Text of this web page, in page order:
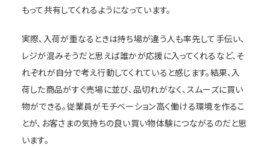
もって共有してくれるようになっています。
実際、入荷が重なるときは持ち場が違う人も率先して手伝い、
レジが混みそうだと思えば誰かが応援に入ってくれるなど、そ
れぞれが自分で考え行動してくれていると感じます。結果、入
荷した商品がすぐ売場に並び、品切れがなく、スムーズに買い
物ができる。従業員がモチベーション高く働ける環境を作るこ
とが、お客さまの気持ちの良い買い物体験につながるのだと思
います。